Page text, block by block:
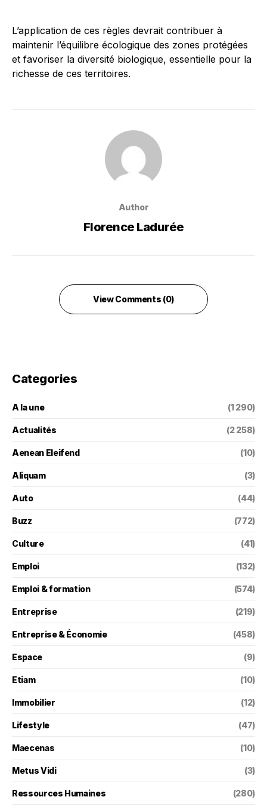
L’application de ces règles devrait contribuer à
maintenir l’équilibre écologique des zones protégées
et favoriser la diversité biologique, essentielle pour la
richesse de ces territoires.
Author
Florence Ladurée
View Comments (0)
Categories
A la une (1 290)
Actualités (2 258)
Aenean Eleifend (10)
Aliquam (3)
Auto (44)
Buzz (772)
Culture (41)
Emploi (132)
Emploi & formation (574)
Entreprise (219)
Entreprise & Économie (458)
Espace (9)
Etiam (10)
Immobilier (12)
Lifestyle (47)
Maecenas (10)
Metus Vidi (3)
Ressources Humaines (280)